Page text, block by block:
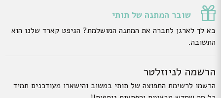
שובר המתנה של תותי
בא לך לארגן לחברה את המתנה המושלמת? הגיפט קארד שלנו הוא
התשובה.
הרשמה לניוזלטר
הרשמו לרשימת התפוצה של תותי במשוב והישארו מעודכנים תמיד